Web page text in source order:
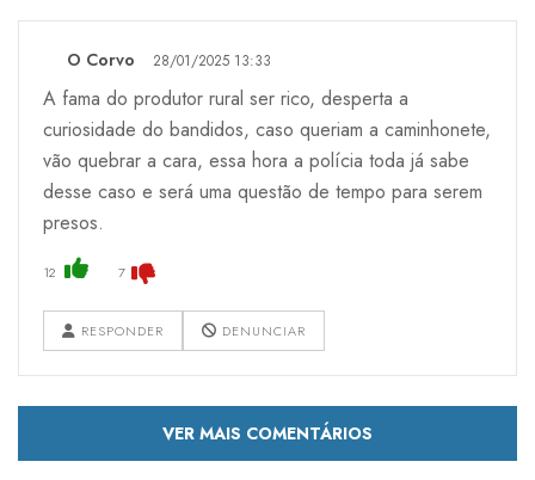
O Corvo 28/01/2025 13:33
A fama do produtor rural ser rico, desperta a
curiosidade do bandidos, caso queriam a caminhonete,
vão quebrar a cara, essa hora a polícia toda já sabe
desse caso e será uma questão de tempo para serem
presos.
12 7
RESPONDER DENUNCIAR
VER MAIS COMENTÁRIOS